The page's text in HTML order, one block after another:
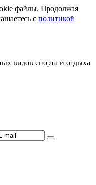
файлы. Продолжая
с политикой
видов спорта и отдыха